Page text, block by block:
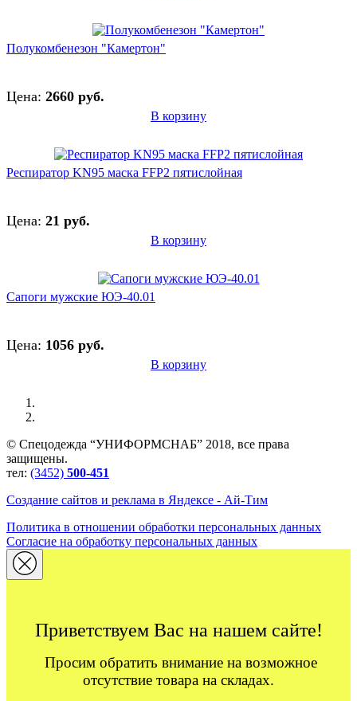
Полукомбенезон "Камертон"
Цена: 2660 руб.
В корзину
Респиратор KN95 маска FFP2 пятислойная
Цена: 21 руб.
В корзину
Сапоги мужские ЮЭ-40.01
Цена: 1056 руб.
В корзину
© Спецодежда “УНИФОРМСНАБ” 2018, все права
защищены.
тел: (3452) 500-451
Создание сайтов и реклама в Яндексе - Ай-Тим
Политика в отношении обработки персональных данных
Согласие на обработку персональных данных
Приветствуем Вас на нашем сайте!
Просим обратить внимание на возможное
отсутствие товара на складах.